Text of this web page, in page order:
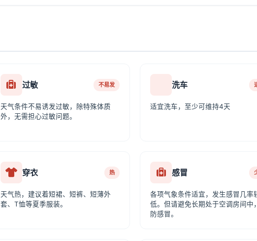
过敏 不易发
天气条件不易诱发过敏，除特殊体质
外，无需担心过敏问题。
洗车
适宜洗车，至少可维持4天
穿衣 热
天气热，建议着短裙、短裤、短薄外
套、T恤等夏季服装。
感冒
各项气象条件适宜，发生感冒几率
低。但请避免长期处于空调房间中
防感冒。